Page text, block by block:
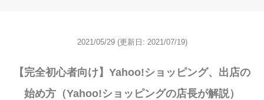
2021/05/29 (更新日: 2021/07/19)
【完全初心者向け】Yahoo!ショッピング、出店の
始め方（Yahoo!ショッピングの店長が解説）